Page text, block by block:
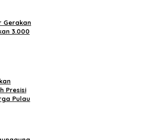
Gerakan
3.000
Presisi
Pulau